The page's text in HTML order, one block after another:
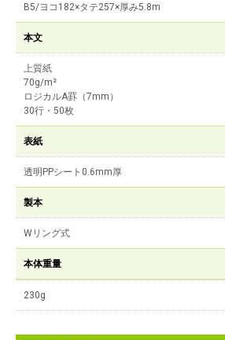
B5/ヨコ182×タテ257×厚み5.8m
本文
上質紙
70g/m²
ロジカルA罫（7mm）
30行・50枚
表紙
透明PPシート0.6mm厚
製本
Wリング式
本体重量
230g